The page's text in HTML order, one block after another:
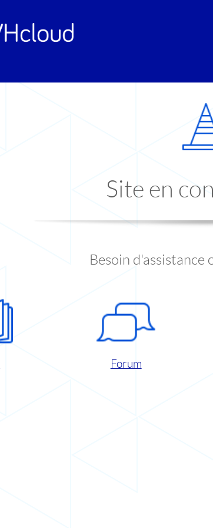
Site en
Besoin d'assistance
Forum